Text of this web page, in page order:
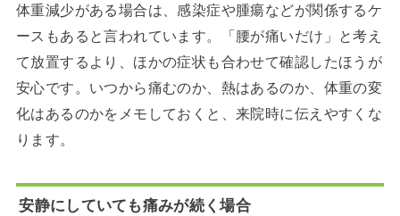
体重減少がある場合は、感染症や腫瘍などが関係するケ
ースもあると言われています。「腰が痛いだけ」と考え
て放置するより、ほかの症状も合わせて確認したほうが
安心です。いつから痛むのか、熱はあるのか、体重の変
化はあるのかをメモしておくと、来院時に伝えやすくな
ります。
安静にしていても痛みが続く場合